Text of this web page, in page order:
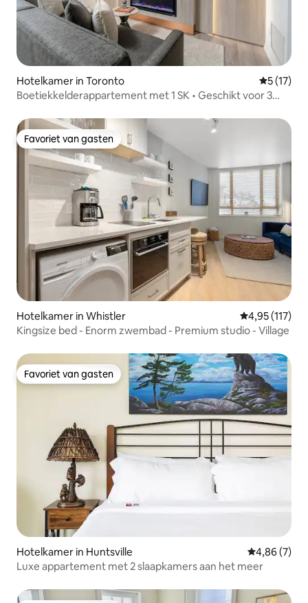
Hotelkamer in Toronto
5 (17)
Boetiekkelderappartement met 1 SK • Geschikt voor 3
Favoriet van gasten
Favoriet van gasten
Hotelkamer in Whistler Gemiddelde
4,95 (117)
Kingsize bed - Enorm zwembad - Premium studio - Village
Favoriet van gasten
Favoriet van gasten
Hotelkamer in Huntsville Gemiddelde
4,86 (7)
Luxe appartement met 2 slaapkamers aan het meer